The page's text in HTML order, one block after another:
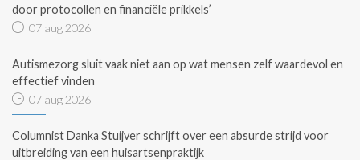
door protocollen en financiële prikkels’
07 aug 2026
Autismezorg sluit vaak niet aan op wat mensen zelf waardevol en
effectief vinden
07 aug 2026
Columnist Danka Stuijver schrijft over een absurde strijd voor
uitbreiding van een huisartsenpraktijk